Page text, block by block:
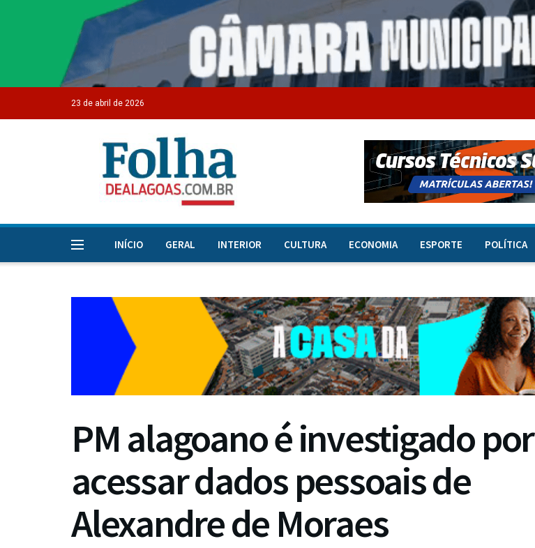
23 de abril de 2026
INÍCIO GERAL INTERIOR CULTURA ECONOMIA ESPORTE POLÍTICA
PM alagoano é investigado por
acessar dados pessoais de
Alexandre de Moraes